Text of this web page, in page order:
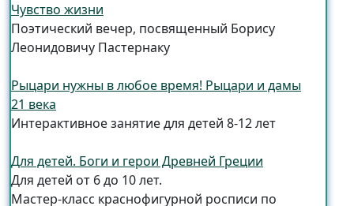
Чувство жизни
Поэтический вечер, посвященный Борису
Леонидовичу Пастернаку
Рыцари нужны в любое время! Рыцари и дамы
21 века
Интерактивное занятие для детей 8-12 лет
Для детей. Боги и герои Древней Греции
Для детей от 6 до 10 лет.
Мастер-класс краснофигурной росписи по